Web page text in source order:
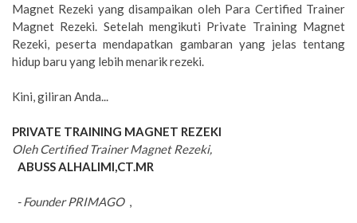
Magnet Rezeki yang disampaikan oleh Para Certified Trainer
Magnet Rezeki. Setelah mengikuti Private Training Magnet
Rezeki, peserta mendapatkan gambaran yang jelas tentang
hidup baru yang lebih menarik rezeki.
Kini, giliran Anda...
PRIVATE TRAINING MAGNET REZEKI
Oleh Certified Trainer Magnet Rezeki,
ABUSS ALHALIMI,CT.MR
- Founder PRIMAGO_ ,